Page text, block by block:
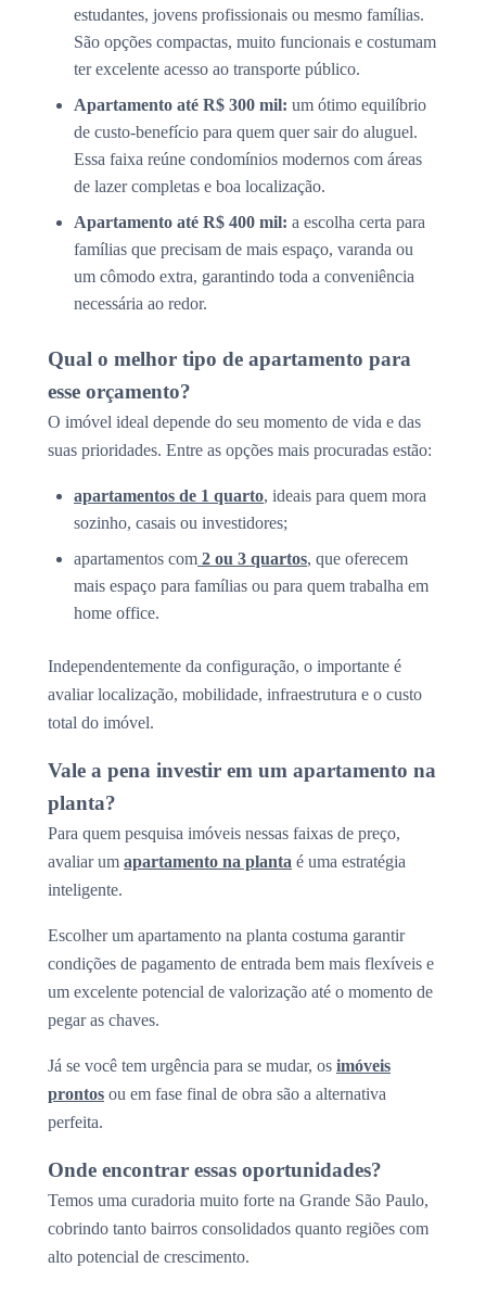
estudantes, jovens profissionais ou mesmo famílias.
São opções compactas, muito funcionais e costumam
ter excelente acesso ao transporte público.
Apartamento até R$ 300 mil: um ótimo equilíbrio
de custo-benefício para quem quer sair do aluguel.
Essa faixa reúne condomínios modernos com áreas
de lazer completas e boa localização.
Apartamento até R$ 400 mil: a escolha certa para
famílias que precisam de mais espaço, varanda ou
um cômodo extra, garantindo toda a conveniência
necessária ao redor.
Qual o melhor tipo de apartamento para
esse orçamento?
O imóvel ideal depende do seu momento de vida e das
suas prioridades. Entre as opções mais procuradas estão:
apartamentos de 1 quarto, ideais para quem mora
sozinho, casais ou investidores;
apartamentos com 2 ou 3 quartos, que oferecem
mais espaço para famílias ou para quem trabalha em
home office.
Independentemente da configuração, o importante é
avaliar localização, mobilidade, infraestrutura e o custo
total do imóvel.
Vale a pena investir em um apartamento na
planta?
Para quem pesquisa imóveis nessas faixas de preço,
avaliar um apartamento na planta é uma estratégia
inteligente.
Escolher um apartamento na planta costuma garantir
condições de pagamento de entrada bem mais flexíveis e
um excelente potencial de valorização até o momento de
pegar as chaves.
Já se você tem urgência para se mudar, os imóveis
prontos ou em fase final de obra são a alternativa
perfeita.
Onde encontrar essas oportunidades?
Temos uma curadoria muito forte na Grande São Paulo,
cobrindo tanto bairros consolidados quanto regiões com
alto potencial de crescimento.